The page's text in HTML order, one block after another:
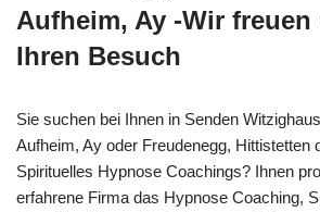
Aufheim, Ay -Wir
Ihren Besuch
Sie suchen bei Ihnen in Senden
Aufheim, Ay oder Freudenegg, Hittistetten
Spirituelles Hypnose Coachings? Ihnen
erfahrene Firma das Hypnose Coaching,